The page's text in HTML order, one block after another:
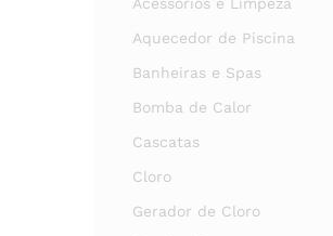
Aquecedor de Piscina
Banheiras e Spas
Bomba de Calor
Cascatas
Cloro
Gerador de Cloro